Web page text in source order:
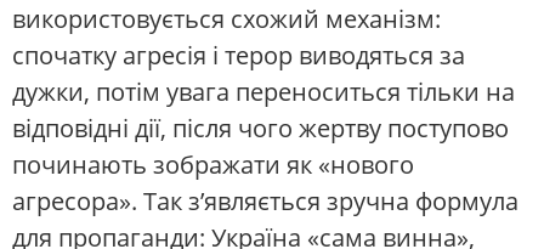
використовується схожий механізм:
спочатку агресія і терор виводяться за
дужки, потім увага переноситься тільки на
відповідні дії, після чого жертву поступово
починають зображати як «нового
агресора». Так з’являється зручна формула
для пропаганди: Україна «сама винна»,